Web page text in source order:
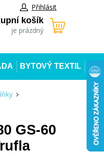
Přihlásit
košík
je prázdný
BYTOVÝ TEXTIL
GS-60